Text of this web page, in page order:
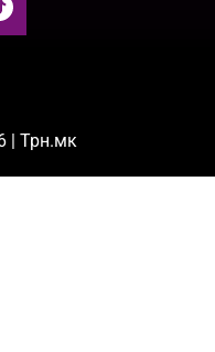
| Трн.мк